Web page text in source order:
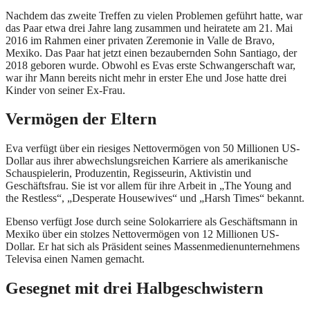
Nachdem das zweite Treffen zu vielen Problemen geführt hatte, war
das Paar etwa drei Jahre lang zusammen und heiratete am 21. Mai
2016 im Rahmen einer privaten Zeremonie in Valle de Bravo,
Mexiko. Das Paar hat jetzt einen bezaubernden Sohn Santiago, der
2018 geboren wurde. Obwohl es Evas erste Schwangerschaft war,
war ihr Mann bereits nicht mehr in erster Ehe und Jose hatte drei
Kinder von seiner Ex-Frau.
Vermögen der Eltern
Eva verfügt über ein riesiges Nettovermögen von 50 Millionen US-
Dollar aus ihrer abwechslungsreichen Karriere als amerikanische
Schauspielerin, Produzentin, Regisseurin, Aktivistin und
Geschäftsfrau. Sie ist vor allem für ihre Arbeit in „The Young and
the Restless“, „Desperate Housewives“ und „Harsh Times“ bekannt.
Ebenso verfügt Jose durch seine Solokarriere als Geschäftsmann in
Mexiko über ein stolzes Nettovermögen von 12 Millionen US-
Dollar. Er hat sich als Präsident seines Massenmedienunternehmens
Televisa einen Namen gemacht.
Gesegnet mit drei Halbgeschwistern